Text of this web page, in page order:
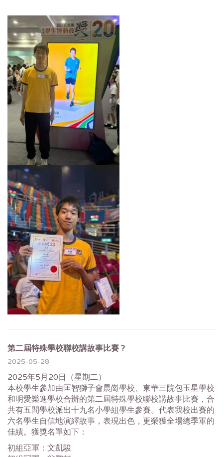
第二屆特殊學校聯校講故事比賽 ?
2025-05-28
2025年5月20日（星期二）
本校學生參加由匡智獅子會晨崗學校、東華三院包玉星學校
和明愛樂進學校合辦的第二屆特殊學校聯校講故事比賽，合
共有五間學校派出十九名小學組學生參賽。代表我校出賽的
六名學生自信地演繹故事，表現出色，更榮獲全場總季軍的
佳績。獲獎名單如下：
初組亞軍：文凱駿